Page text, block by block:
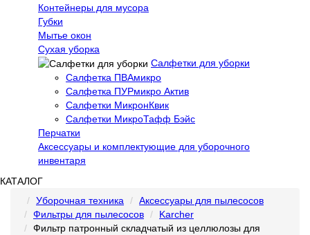
Контейнеры для мусора
Губки
Мытье окон
Сухая уборка
Салфетки для уборки
Салфетка ПВАмикро
Салфетка ПУРмикро Актив
Салфетки МикронКвик
Салфетки МикроТафф Бэйс
Перчатки
Аксессуары и комплектующие для уборочного
инвентаря
КАТАЛОГ
Уборочная техника
Аксессуары для пылесосов
Фильтры для пылесосов
Karcher
Фильтр патронный складчатый из целлюлозы для